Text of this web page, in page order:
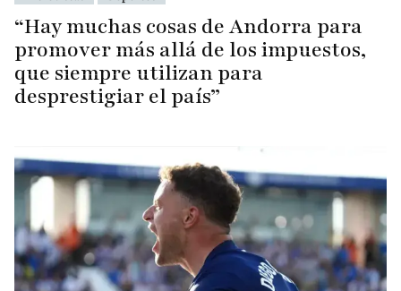
“Hay muchas cosas de Andorra para
promover más allá de los impuestos,
que siempre utilizan para
desprestigiar el país”